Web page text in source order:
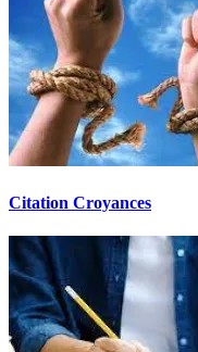
Citation Croyances